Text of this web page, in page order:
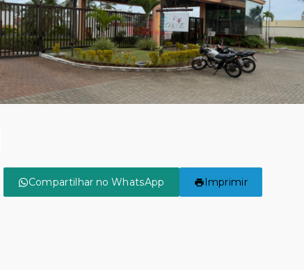
Compartilhar no WhatsApp Imprimir